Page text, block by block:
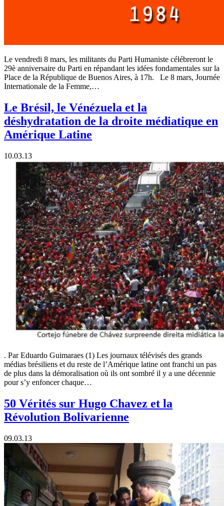
Le vendredi 8 mars, les militants du Parti Humaniste célébreront le
29è anniversaire du Parti en répandant les idées fondamentales sur la
Place de la République de Buenos Aires, à 17h. Le 8 mars, Journée
Internationale de la Femme,…
Le Brésil, le Vénézuela et la
déshydratation de la droite médiatique en
Amérique Latine
10.03.13
. Par Eduardo Guimaraes (1) Les journaux télévisés des grands
médias brésiliens et du reste de l’Amérique latine ont franchi un pas
de plus dans la démoralisation où ils ont sombré il y a une décennie
pour s’y enfoncer chaque…
50 Vérités sur Hugo Chavez et la
Révolution Bolivarienne
09.03.13